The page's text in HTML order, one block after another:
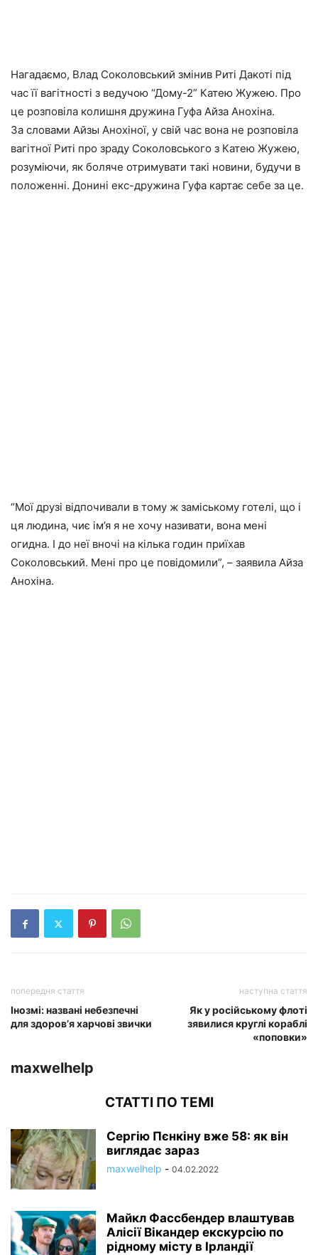
Нагадаємо, Влад Соколовський змінив Риті Дакоті під
час її вагітності з ведучою “Дому-2” Катею Жужею. Про
це розповіла колишня дружина Гуфа Айза Анохіна.
За словами Айзы Анохіної, у свій час вона не розповіла
вагітної Риті про зраду Соколовського з Катею Жужею,
розуміючи, як боляче отримувати такі новини, будучи в
положенні. Донині екс-дружина Гуфа картає себе за це.
“Мої друзі відпочивали в тому ж заміському готелі, що і
ця людина, чиє ім’я я не хочу називати, вона мені
огидна. І до неї вночі на кілька годин приїхав
Соколовський. Мені про це повідомили”, – заявила Айза
Анохіна.
попередня стаття
Інозмі: названі небезпечні
для здоров’я харчові звички
наступна стаття
Як у російському флоті
зявилися круглі кораблі
«поповки»
maxwelhelp
СТАТТІ ПО ТЕМІ
Сергію Пєнкіну вже 58: як він
виглядає зараз
maxwelhelp - 04.02.2022
Майкл Фассбендер влаштував
Алісії Вікандер екскурсію по
рідному місту в Ірландії